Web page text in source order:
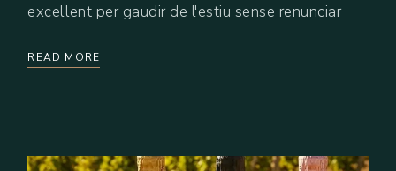
excel·lent per gaudir de l'estiu sense renunciar
READ MORE